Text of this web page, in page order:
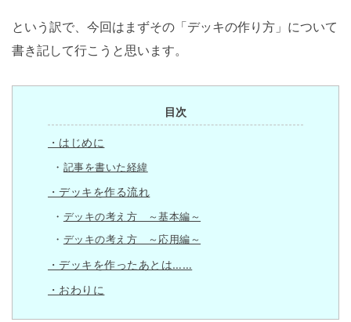
という訳で、今回はまずその「デッキの作り方」について
書き記して行こうと思います。
目次
・はじめに
記事を書いた経緯
・デッキを作る流れ
デッキの考え方 ～基本編～
デッキの考え方 ～応用編～
・デッキを作ったあとは……
・おわりに